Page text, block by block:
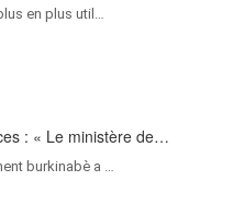
en plus util…
: « Le ministère de…
burkinabè a …